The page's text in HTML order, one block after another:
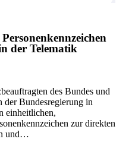
der Telematik
des Bundes und
Bundesregierung in
einheitlichen,
zur direkten
und…